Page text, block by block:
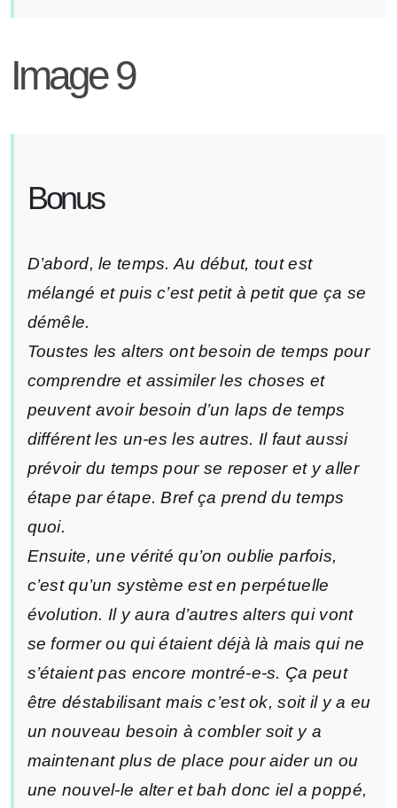
Image 9
Bonus
D’abord, le temps. Au début, tout est
mélangé et puis c’est petit à petit que ça se
démêle.
Toustes les alters ont besoin de temps pour
comprendre et assimiler les choses et
peuvent avoir besoin d’un laps de temps
différent les un-es les autres. Il faut aussi
prévoir du temps pour se reposer et y aller
étape par étape. Bref ça prend du temps
quoi.
Ensuite, une vérité qu’on oublie parfois,
c’est qu’un système est en perpétuelle
évolution. Il y aura d’autres alters qui vont
se former ou qui étaient déjà là mais qui ne
s’étaient pas encore montré-e-s. Ça peut
être déstabilisant mais c’est ok, soit il y a eu
un nouveau besoin à combler soit y a
maintenant plus de place pour aider un ou
une nouvel-le alter et bah donc iel a poppé,